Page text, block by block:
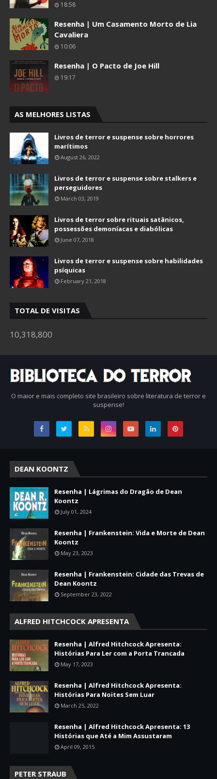
18:58
Resenha | Um Casamento Morto de Lia
Cavaliera
10:06
Resenha | O Pacto de Joe Hill
19:17
AS MELHORES LISTAS
Livros de terror e suspense sobre horrores
marítimos
August 26, 2022
Livros de terror e suspense sobre stalkers e
perseguidores
March 03, 2019
Livros de terror sobre rituais satânicos,
possessões demoníacas e diabólicas
June 07, 2018
Livros de terror e suspense sobre habilidades
psíquicas
February 21, 2018
TOTAL DE VISITAS
10,318,800
O maior e mais completo site brasileiro sobre literatura de terror e
suspense!
DEAN KOONTZ
Resenha | Lágrimas do Dragão de Dean
Koontz
July 01, 2024
Resenha | Frankenstein: Vida e Morte de Dean
Koontz
May 23, 2023
Resenha | Frankenstein: Cidade das Trevas de
Dean Koontz
September 23, 2022
ALFRED HITCHCOCK APRESENTA
Resenha | Alfred Hitchcock Apresenta:
Histórias Para Ler com a Porta Trancada
May 17, 2023
Resenha | Alfred Hitchcock Apresenta:
Histórias Para Noites Sem Luar
March 25, 2022
Resenha | Alfred Hitchcock Apresenta: 13
Histórias que Até a Mim Assustaram
April 09, 2015
PETER STRAUB